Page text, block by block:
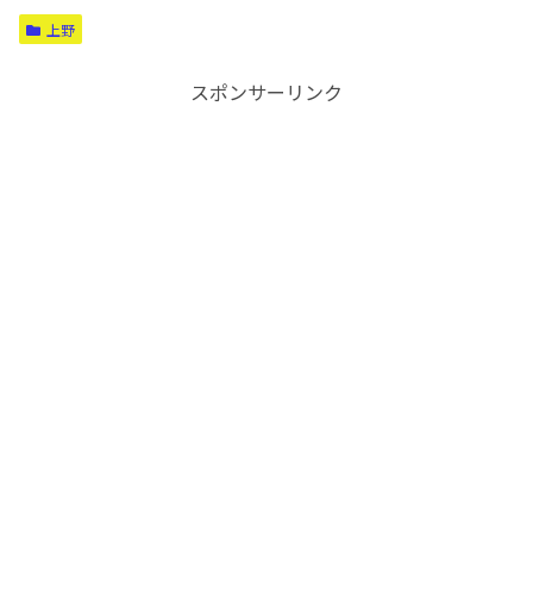
上野
スポンサーリンク